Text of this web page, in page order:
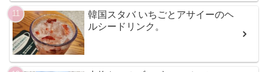
韓国スタバ いちごとアサイーのヘ
ルシードリンク。